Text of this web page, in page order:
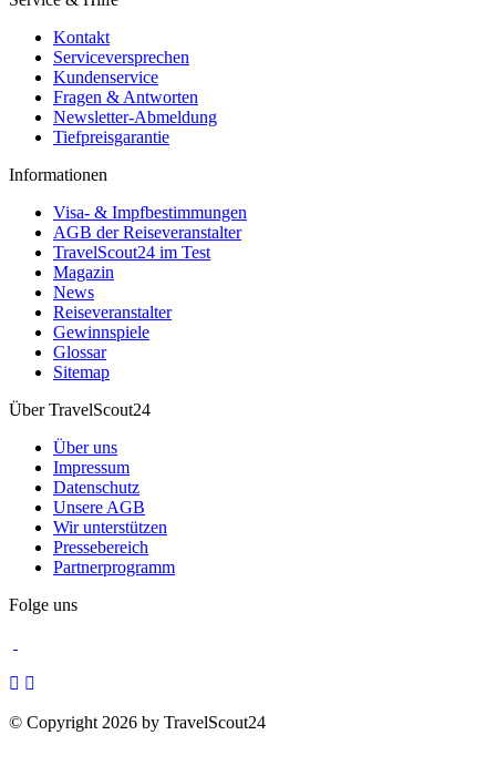
Kontakt
Serviceversprechen
Kundenservice
Fragen & Antworten
Newsletter-Abmeldung
Tiefpreisgarantie
Informationen
Visa- & Impfbestimmungen
AGB der Reiseveranstalter
TravelScout24 im Test
Magazin
News
Reiseveranstalter
Gewinnspiele
Glossar
Sitemap
Über TravelScout24
Über uns
Impressum
Datenschutz
Unsere AGB
Wir unterstützen
Pressebereich
Partnerprogramm
Folge uns
© Copyright 2026 by TravelScout24